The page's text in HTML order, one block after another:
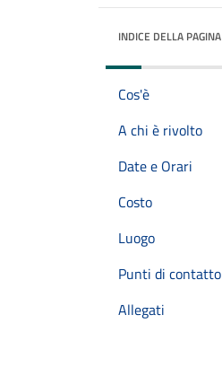
INDICE DELLA PAGINA
Cos'è
A chi è rivolto
Date e Orari
Costo
Luogo
Punti di contatto
Allegati